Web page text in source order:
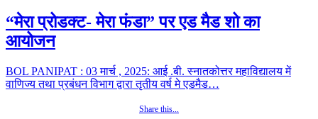
“मेरा प्रोडक्ट- मेरा फंडा” पर एड मैड शो का
आयोजन
BOL PANIPAT : 03 मार्च , 2025: आई ‌.बी. स्नातकोत्तर महाविद्यालय में
वाणिज्य तथा प्रबंधन विभाग द्वारा तृतीय वर्ष मे एडमैड…
Share this...